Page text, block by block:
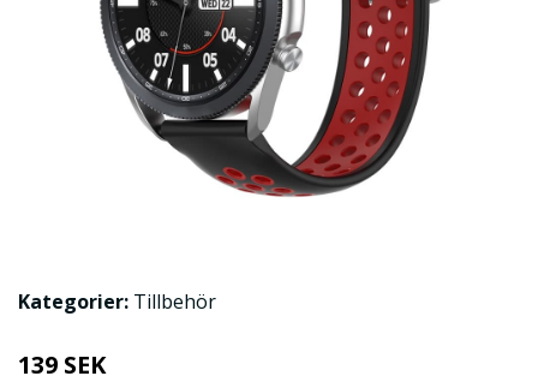
Kategorier: Tillbehör
139 SEK